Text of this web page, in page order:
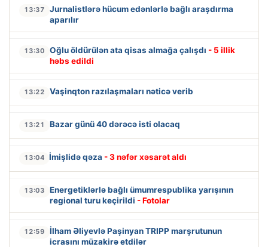
13:37
Jurnalistlərə hücum edənlərlə bağlı araşdırma
aparılır
13:30 Oğlu öldürülən ata qisas almağa çalışdı - 5 illik
həbs edildi
13:22 Vaşinqton razılaşmaları nəticə verib
13:21 Bazar günü 40 dərəcə isti olacaq
13:04 İmişlidə qəza - 3 nəfər xəsarət aldı
13:03
Energetiklərlə bağlı ümumrespublika yarışının
regional turu keçirildi - Fotolar
12:59
İlham Əliyevlə Paşinyan TRIPP marşrutunun
icrasını müzakirə etdilər